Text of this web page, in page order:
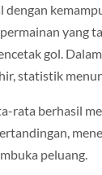
dengan
yang
gol.
statistik
rata berhasil
peluang.